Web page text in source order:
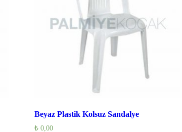
Beyaz Plastik Kolsuz Sandalye
₺0,00